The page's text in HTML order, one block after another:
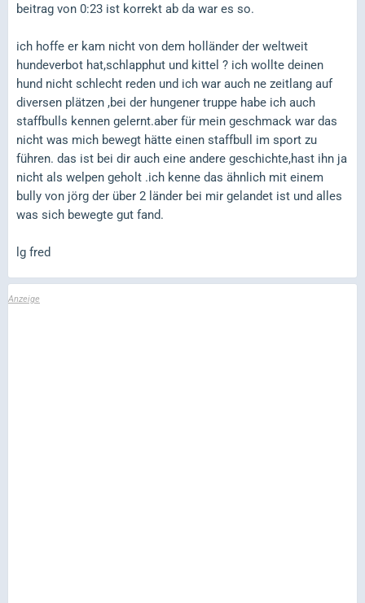
beitrag von 0:23 ist korrekt ab da war es so.
ich hoffe er kam nicht von dem holländer der weltweit
hundeverbot hat,schlapphut und kittel ? ich wollte deinen
hund nicht schlecht reden und ich war auch ne zeitlang auf
diversen plätzen ,bei der hungener truppe habe ich auch
staffbulls kennen gelernt.aber für mein geschmack war das
nicht was mich bewegt hätte einen staffbull im sport zu
führen. das ist bei dir auch eine andere geschichte,hast ihn ja
nicht als welpen geholt .ich kenne das ähnlich mit einem
bully von jörg der über 2 länder bei mir gelandet ist und alles
was sich bewegte gut fand.
lg fred